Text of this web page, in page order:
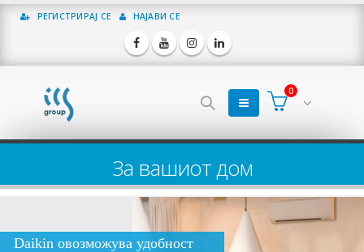
РЕГИСТРИРАЈ СЕ НАЈАВИ СЕ
0
За вашиот дом
Daikin овозможува удобност